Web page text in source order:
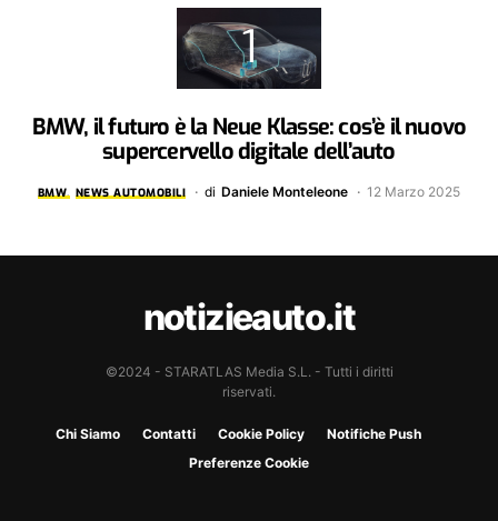
BMW, il futuro è la Neue Klasse: cos’è il nuovo
supercervello digitale dell’auto
BMW NEWS AUTOMOBILI di Daniele Monteleone 12 Marzo 2025
notizieauto.it
©2024 - STARATLAS Media S.L. - Tutti i diritti
riservati.
Chi Siamo Contatti Cookie Policy
Notifiche Push
Preferenze Cookie